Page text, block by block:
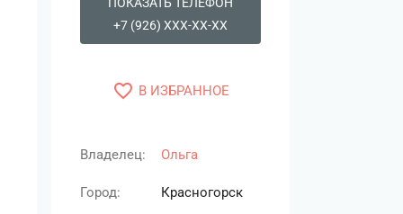
+7 (926) XXX-XX-XX
favorite_border В ИЗБРАННОЕ
Владелец: Ольга
Город: Красногорск